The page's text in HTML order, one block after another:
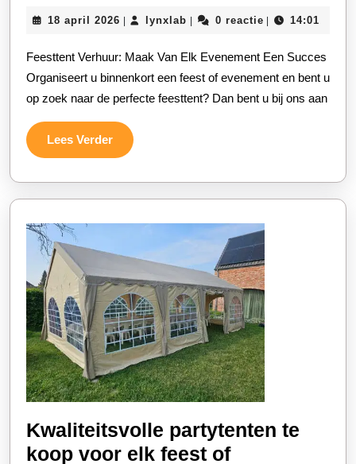
Creëer
de
Perfecte
Setting
Jouw
18 april 2026 18
| lynxlab lynxlab
| 0 reactie | 14:01
Feesttent Verhuur: Maak Van Elk Evenement Een Succes
Organiseert u binnenkort een feest of evenement en bent u
op zoek naar de perfecte feesttent? Dan bent u bij ons aan
Lees VerderLees
Verder
Kwaliteitsvolle partytenten te
koop voor elk feest of